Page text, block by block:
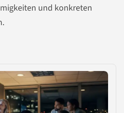
und konkreten